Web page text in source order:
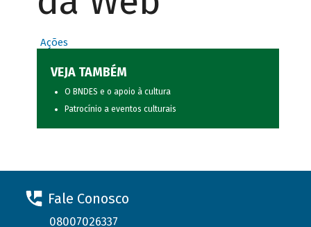
Ações
VEJA TAMBÉM
O BNDES e o apoio à cultura
Patrocínio a eventos culturais
Fale Conosco
08007026337